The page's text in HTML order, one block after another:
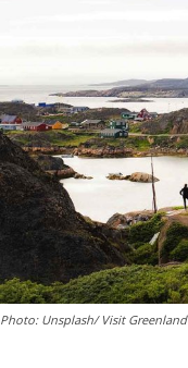
Photo: Unsplash/ Visit Greenland